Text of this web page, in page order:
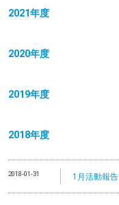
2021年度
2020年度
2019年度
2018年度
2018-01-31 1月活動報告